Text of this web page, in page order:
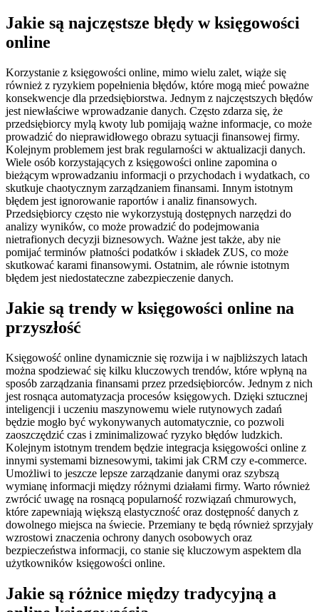
Jakie są najczęstsze błędy w księgowości
online
Korzystanie z księgowości online, mimo wielu zalet, wiąże się
również z ryzykiem popełnienia błędów, które mogą mieć poważne
konsekwencje dla przedsiębiorstwa. Jednym z najczęstszych błędów
jest niewłaściwe wprowadzanie danych. Często zdarza się, że
przedsiębiorcy mylą kwoty lub pomijają ważne informacje, co może
prowadzić do nieprawidłowego obrazu sytuacji finansowej firmy.
Kolejnym problemem jest brak regularności w aktualizacji danych.
Wiele osób korzystających z księgowości online zapomina o
bieżącym wprowadzaniu informacji o przychodach i wydatkach, co
skutkuje chaotycznym zarządzaniem finansami. Innym istotnym
błędem jest ignorowanie raportów i analiz finansowych.
Przedsiębiorcy często nie wykorzystują dostępnych narzędzi do
analizy wyników, co może prowadzić do podejmowania
nietrafionych decyzji biznesowych. Ważne jest także, aby nie
pomijać terminów płatności podatków i składek ZUS, co może
skutkować karami finansowymi. Ostatnim, ale równie istotnym
błędem jest niedostateczne zabezpieczenie danych.
Jakie są trendy w księgowości online na
przyszłość
Księgowość online dynamicznie się rozwija i w najbliższych latach
można spodziewać się kilku kluczowych trendów, które wpłyną na
sposób zarządzania finansami przez przedsiębiorców. Jednym z nich
jest rosnąca automatyzacja procesów księgowych. Dzięki sztucznej
inteligencji i uczeniu maszynowemu wiele rutynowych zadań
będzie mogło być wykonywanych automatycznie, co pozwoli
zaoszczędzić czas i zminimalizować ryzyko błędów ludzkich.
Kolejnym istotnym trendem będzie integracja księgowości online z
innymi systemami biznesowymi, takimi jak CRM czy e-commerce.
Umożliwi to jeszcze lepsze zarządzanie danymi oraz szybszą
wymianę informacji między różnymi działami firmy. Warto również
zwrócić uwagę na rosnącą popularność rozwiązań chmurowych,
które zapewniają większą elastyczność oraz dostępność danych z
dowolnego miejsca na świecie. Przemiany te będą również sprzyjały
wzrostowi znaczenia ochrony danych osobowych oraz
bezpieczeństwa informacji, co stanie się kluczowym aspektem dla
użytkowników księgowości online.
Jakie są różnice między tradycyjną a